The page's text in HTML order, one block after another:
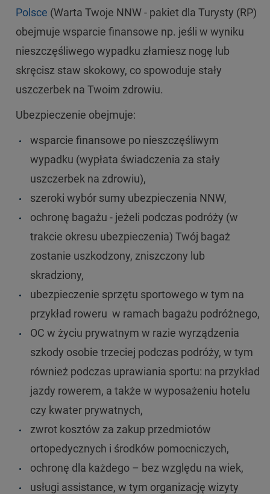
Polsce (Warta Twoje NNW - pakiet dla Turysty (RP)
obejmuje wsparcie finansowe np. jeśli w wyniku
nieszczęśliwego wypadku złamiesz nogę lub
skręcisz staw skokowy, co spowoduje stały
uszczerbek na Twoim zdrowiu.
Ubezpieczenie obejmuje:
wsparcie finansowe po nieszczęśliwym
wypadku (wypłata świadczenia za stały
uszczerbek na zdrowiu),
szeroki wybór sumy ubezpieczenia NNW,
ochronę bagażu - jeżeli podczas podróży (w
trakcie okresu ubezpieczenia) Twój bagaż
zostanie uszkodzony, zniszczony lub
skradziony,
ubezpieczenie sprzętu sportowego w tym na
przykład roweru w ramach bagażu podróżnego,
OC w życiu prywatnym w razie wyrządzenia
szkody osobie trzeciej podczas podróży, w tym
również podczas uprawiania sportu: na przykład
jazdy rowerem, a także w wyposażeniu hotelu
czy kwater prywatnych,
zwrot kosztów za zakup przedmiotów
ortopedycznych i środków pomocniczych,
ochronę dla każdego – bez względu na wiek,
usługi assistance, w tym organizację wizyty